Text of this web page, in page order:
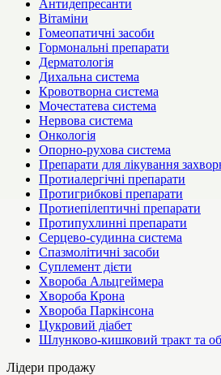
Антидепресанти
Вітаміни
Гомеопатичні засоби
Гормональні препарати
Дерматологія
Дихальна система
Кровотворна система
Мочестатева система
Нервова система
Онкологія
Опорно-рухова система
Препарати для лікування
Протиалергічні препарати
Протигрибкові препарати
Протиепілептичні препарати
Протипухлинні препарати
Серцево-судинна система
Спазмолітичні засоби
Суплемент дієти
Хвороба Альцгеймера
Хвороба Крона
Хвороба Паркінсона
Цукровий діабет
Шлунково-кишковий тракт та
Лідери продажу